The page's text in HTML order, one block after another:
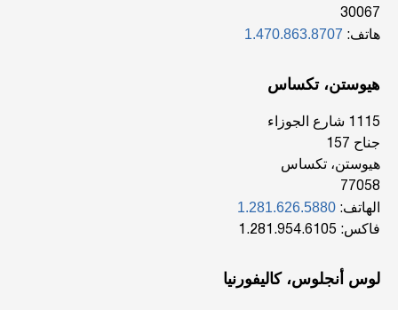
30067
هاتف:
هيوستن، تكساس
1115 شارع الجوزاء
جناح 157
هيوستن، تكساس
77058
الهاتف: 1.281.626.5880
فاكس: 1.281.954.6105
لوس أنجلوس، كاليفورنيا